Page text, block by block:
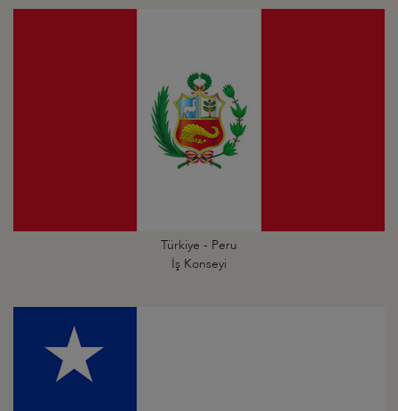
Türkiye - Peru
İş Konseyi